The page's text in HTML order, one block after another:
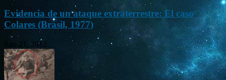
Evidencia de un ataque extraterrestre: El caso
Colares (Brasil, 1977)
Ene 21, 2012